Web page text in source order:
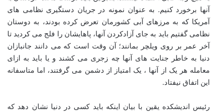
آنها برخورد کنیم. به عنوان نمونه در جریان دستگیری نظامی های
آمریکا که به مرزهای آبی کشورمان تعرض کرده بودند، به دوستان
نظامی گفتیم باید به جای آزادکردن آنها، پاهایشان را فلج می کردید تا
آخر عمر بر روی ویلچر بمانند؛ آن وقت است که می دانند جانبازان
دنیا به خاطر جنایت های آنها چه زجری می کشند و یا باید به ازای
معامله هر یک از آنها ، یک امتیاز از دشمن می گرفتند، اما متاسفانه
این اتفاق نیفتاد.
رئیس اندیشکده یقین با بیان اینکه باید کسی در دنیا نشان دهد که